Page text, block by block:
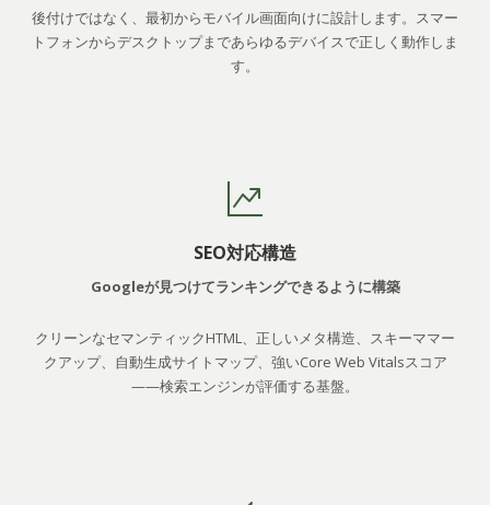
後付けではなく、最初からモバイル画面向けに設計します。スマー
トフォンからデスクトップまであらゆるデバイスで正しく動作しま
す。
SEO対応構造
Googleが見つけてランキングできるように構築
クリーンなセマンティックHTML、正しいメタ構造、スキーママー
クアップ、自動生成サイトマップ、強いCore Web Vitalsスコア
——検索エンジンが評価する基盤。